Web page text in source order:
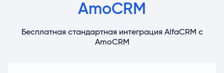
AmoCRM
Бесплатная стандартная интеграция AlfaCRM с
AmoCRM